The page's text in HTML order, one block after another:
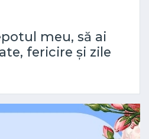
meu, să ai
fericire și zile